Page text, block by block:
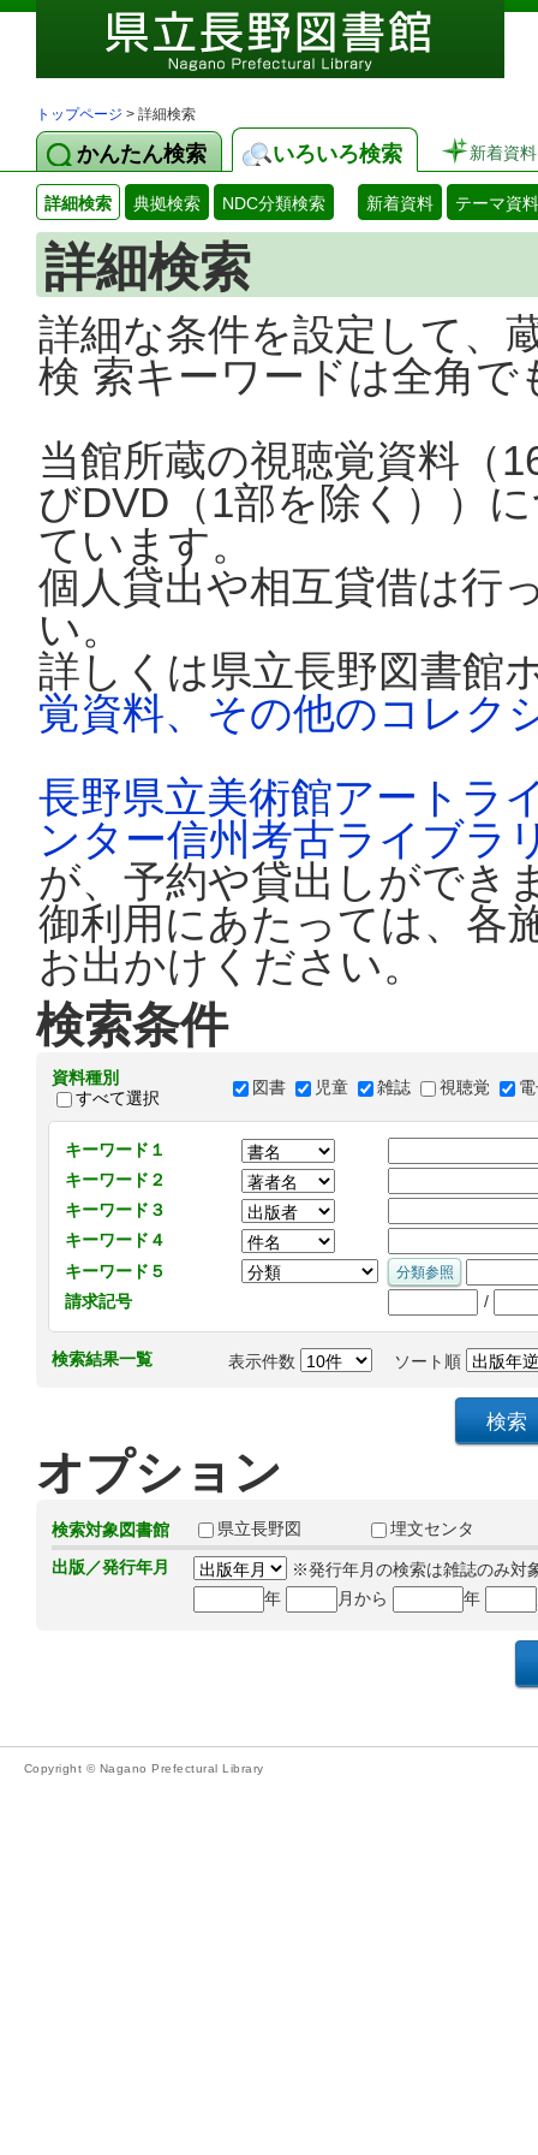
トップページ > 詳細検索
かんたん検索 いろいろ検索 新着資料
詳細検索 典拠検索 NDC分類検索 新着資料 テーマ資料
詳細検索
詳細な条件を設定して、
検 索キーワードは全角
当館所蔵の視聴覚資料（
びDVD（1部を除く））
ています。
個人貸出や相互貸借は行
い。
詳しくは県立長野図書館
覚資料、その他のコレク
長野県立美術館アートラ
ンター信州考古ライブラ
が、予約や貸出しができ
御利用にあたっては、各
お出かけください。
検索条件
資料種別
すべて選択
図書 児童 雑誌 視聴覚
キーワード１
キーワード２
キーワード３
キーワード４
キーワード５
請求記号
/
検索結果一覧 表示件数 ソート順
オプション
検索対象図書館 県立長野図
埋文センタ
出版／発行年月
※発行年月の検索は雑誌のみ対
年
月から 年
Copyright © Nagano Prefectural Library